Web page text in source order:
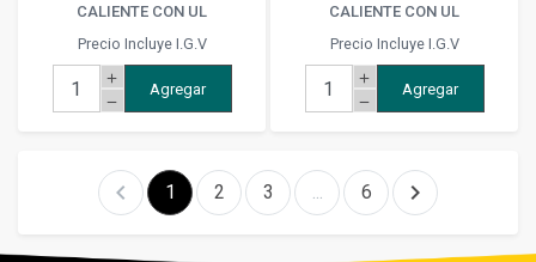
CALIENTE CON UL
Precio Incluye I.G.V
add
remove
Agregar
CALIENTE CON UL
Precio Incluye I.G.V
add
remove
Agregar
chevron_left 1 2 3 ... 6 chevron_right